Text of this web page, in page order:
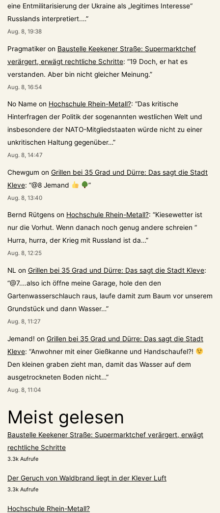
eine Entmilitarisierung der Ukraine als „legitimes Interesse“
Russlands interpretiert.…”
Aug. 8, 19:38
Pragmatiker on Baustelle Keekener Straße: Supermarktchef
verärgert, erwägt rechtliche Schritte: “19 Doch, er hat es
verstanden. Aber bin nicht gleicher Meinung.”
Aug. 8, 16:54
No Name on Hochschule Rhein-Metall?: “Das kritische
Hinterfragen der Politik der sogenannten westlichen Welt und
insbesondere der NATO-Mitgliedstaaten würde nicht zu einer
unkritischen Haltung gegenüber…”
Aug. 8, 14:47
Chewgum on Grillen bei 35 Grad und Dürre: Das sagt die Stadt
Kleve: “@8 Jemand ”
Aug. 8, 13:40
Bernd Rütgens on Hochschule Rhein-Metall?: “Kiesewetter ist
nur die Vorhut. Wenn danach noch genug andere schreien “
Hurra, hurra, der Krieg mit Russland ist da…”
Aug. 8, 12:25
NL on Grillen bei 35 Grad und Dürre: Das sagt die Stadt Kleve:
“@7….also ich öffne meine Garage, hole den den
Gartenwasserschlauch raus, laufe damit zum Baum vor unserem
Grundstück und dann Wasser…”
Aug. 8, 11:27
Jemand! on Grillen bei 35 Grad und Dürre: Das sagt die Stadt
Kleve: “Anwohner mit einer Gießkanne und Handschaufel?!
Den kleinen graben zieht man, damit das Wasser auf dem
ausgetrockneten Boden nicht…”
Aug. 8, 11:04
Meist gelesen
Baustelle Keekener Straße: Supermarktchef verärgert, erwägt
rechtliche Schritte
3.3k Aufrufe
Der Geruch von Waldbrand liegt in der Klever Luft
3.3k Aufrufe
Hochschule Rhein-Metall?